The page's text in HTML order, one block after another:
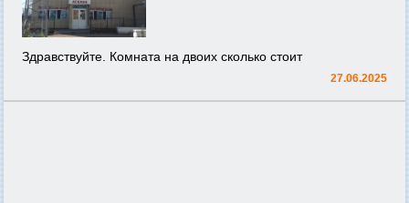
Здравствуйте. Комната на двоих сколько стоит
27.06.2025